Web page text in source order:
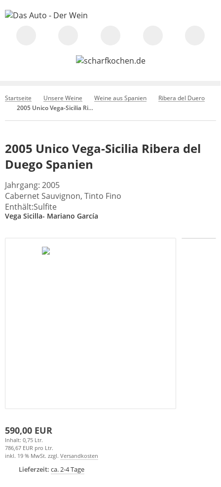
Startseite Unsere Weine Weine aus Spanien
Ribera del Duero
2005 Unico Vega-Sicilia Ribera del Duego Spanien
2005 Unico Vega-Sicilia Ribera del
Duego Spanien
Jahrgang: 2005
Cabernet Sauvignon, Tinto Fino
Enthält:Sulfite
Vega Sicilla- Mariano García
590,00 EUR
Inhalt: 0,75 Ltr.
786,67 EUR pro Ltr.
inkl. 19 % MwSt. zzgl. Versandkosten
Lieferzeit: ca. 2-4 Tage